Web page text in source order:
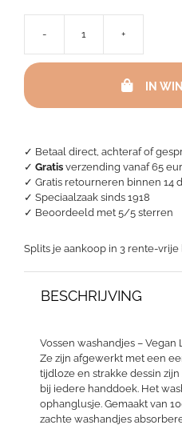
✓ Betaal direct, achteraf of
✓ Gratis verzending vanaf 65
✓ Gratis retourneren binnen 14
✓ Speciaalzaak sinds 1918
✓ Beoordeeld met 5/5 sterren
Splits je aankoop in 3 rente-
BESCHRIJVING
Vossen washandjes –
Ze zijn afgewerkt met een
tijdloze en strakke dessin
bij iedere handdoek. Het
ophanglusje. Gemaakt van
zachte washandjes
-
Vegan
+
IN